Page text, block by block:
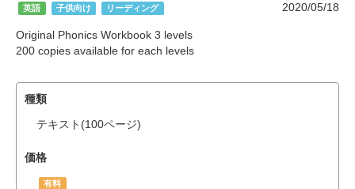
英語 子供向け リーディング 2020/05/18
Original Phonics Workbook 3 levels
200 copies available for each levels
種類
テキスト(100ページ)
価格
有料